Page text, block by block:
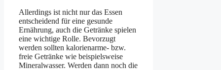
Allerdings ist nicht nur das Essen
entscheidend für eine gesunde
Ernährung, auch die Getränke spielen
eine wichtige Rolle. Bevorzugt
werden sollten kalorienarme- bzw.
freie Getränke wie beispielsweise
Mineralwasser. Werden dann noch die